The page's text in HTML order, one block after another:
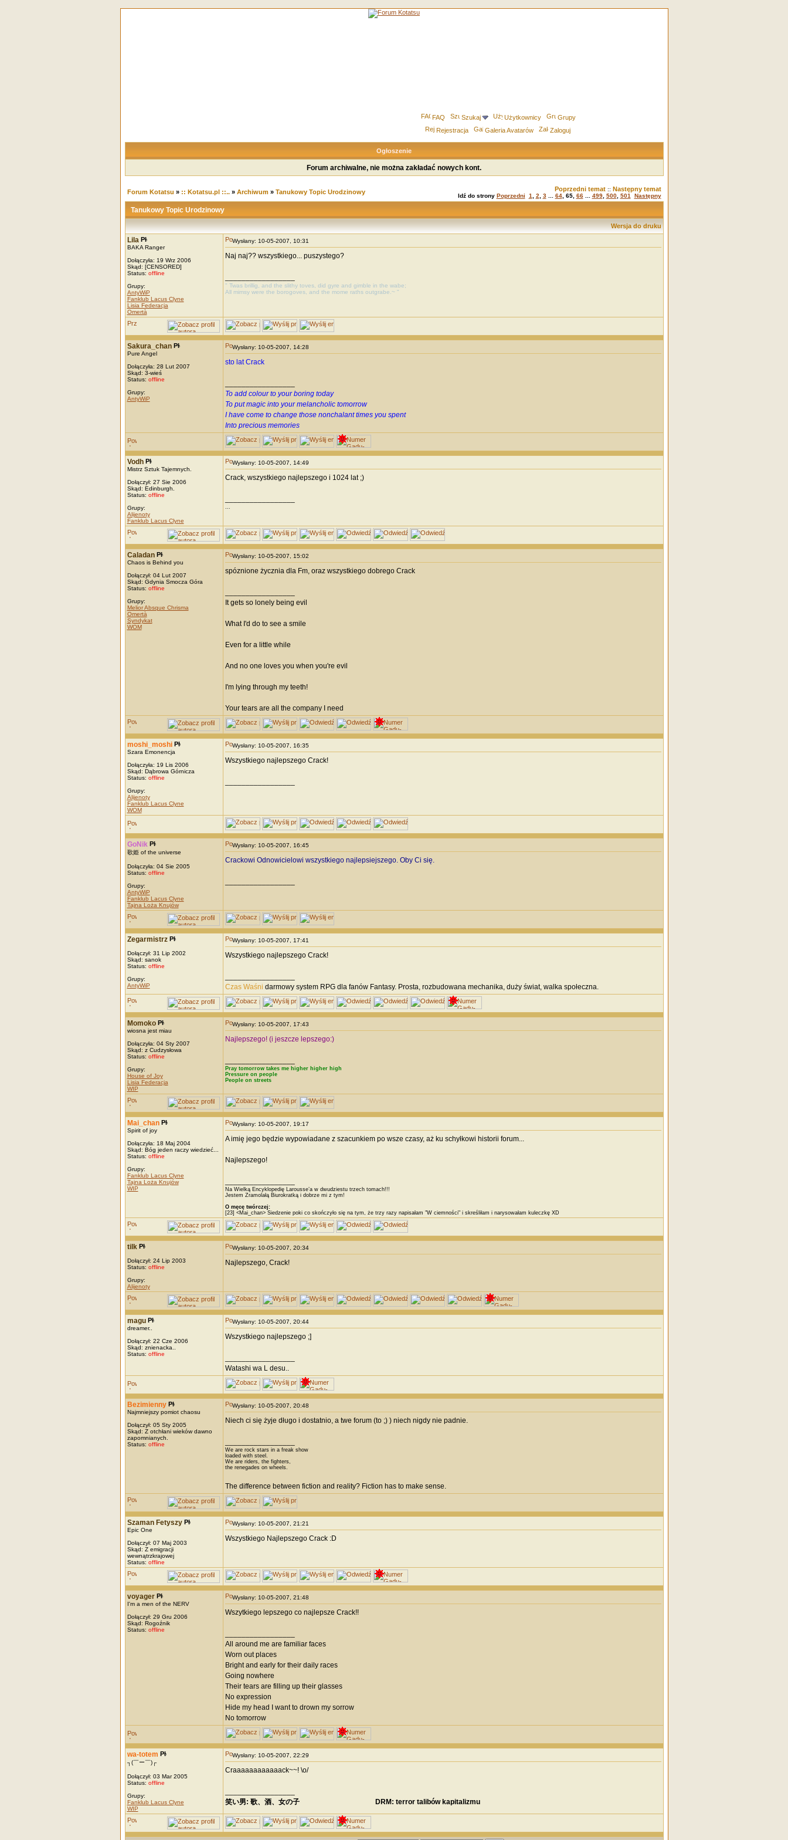
FAQ Szukaj Użytkownicy
Grupy
Rejestracja
Galeria Avatarów Zaloguj
Ogłoszenie
Forum archiwalne, nie można zakładać nowych kont.
Forum Kotatsu » :: Kotatsu.pl ::..» Archiwum» Tanukowy Topic Urodzinowy Poprzedni temat:: Następny temat
Idź do strony Poprzedni 1 2 3... 64, 65, 66... 499, 500, 501 Następny
Tanukowy Topic Urodzinowy
Wersja do druku
Lila
BAKA Ranger
Dołączyła: 19 Wrz 2006
Skąd: [CENSORED]
Status: offline
Grupy:
AntyWiP
Fanklub Lacus Clyne
Lisia Federacja
Omertà
Wysłany: 10-05-2007, 10:31
Naj naj?? wszystkiego... puszystego?
" Twas brillig, and the slithy toves, did gyre and gimble in the wabe;
All mimsy were the borogoves, and the mome raths outgrabe.~ "
Sakura_chan
Pure Angel
Dołączyła: 28 Lut 2007
Skąd: 3-wieś
Status: offline
Grupy:
AntyWiP
Wysłany: 10-05-2007, 14:28
sto lat Crack
To add colour to your boring today
To put magic into your melancholic tomorrow
I have come to change those nonchalant times you spent
Into precious memories
Vodh
Mistrz Sztuk Tajemnych.
Dołączył: 27 Sie 2006
Skąd: Edinburgh.
Status: offline
Grupy:
Alijenoty
Fanklub Lacus Clyne
Wysłany: 10-05-2007, 14:49
Crack, wszystkiego najlepszego i 1024 lat ;)
...
Caladan
Chaos is Behind you
Dołączył: 04 Lut 2007
Skąd: Gdynia Smocza Góra
Status: offline
Grupy:
Melior Absque Chrisma
Omertà
Syndykat
WOM
Wysłany: 10-05-2007, 15:02
spóznione życznia dla Fm, oraz wszystkiego dobrego Crack
It gets so lonely being evil
What I'd do to see a smile
Even for a little while
And no one loves you when you're evil
I'm lying through my teeth!
Your tears are all the company I need
moshi_moshi
Szara Emonencja
Dołączyła: 19 Lis 2006
Skąd: Dąbrowa Górnicza
Status: offline
Grupy:
Alijenoty
Fanklub Lacus Clyne
WOM
Wysłany: 10-05-2007, 16:35
Wszystkiego najlepszego Crack!
GoNik
歌姫 of the universe
Dołączyła: 04 Sie 2005
Status: offline
Grupy:
AntyWiP
Fanklub Lacus Clyne
Tajna Loża Knujów
Wysłany: 10-05-2007, 16:45
Crackowi Odnowicielowi wszystkiego najlepsiejszego. Oby Ci się.
Zegarmistrz
Dołączył: 31 Lip 2002
Skąd: sanok
Status: offline
Grupy:
AntyWiP
Wysłany: 10-05-2007, 17:41
Wszystkiego najlepszego Crack!
Czas Waśni darmowy system RPG dla fanów Fantasy. Prosta, rozbudowana mechanika, duży świat, walka społeczna.
Momoko
wiosna jest miau
Dołączyła: 04 Sty 2007
Skąd: z Cudzysłowa
Status: offline
Grupy:
House of Joy
Lisia Federacja
WIP
Wysłany: 10-05-2007, 17:43
Najlepszego! (i jeszcze lepszego:)
Pray tomorrow takes me higher higher high
Pressure on people
People on streets
Mai_chan
Spirit of joy
Dołączyła: 18 Maj 2004
Skąd: Bóg jeden raczy wiedzieć...
Status: offline
Grupy:
Fanklub Lacus Clyne
Tajna Loża Knujów
WIP
Wysłany: 10-05-2007, 19:17
A imię jego będzie wypowiadane z szacunkiem po wsze czasy, aż ku schyłkowi historii forum...
Najlepszego!
Na Wielką Encyklopedię Larousse’a w dwudziestu trzech tomach!!!
Jestem Zramolałą Biurokratką i dobrze mi z tym!
O męcę twórczej:
[23] <Mai_chan> Siedzenie poki co skończyło się na tym, że trzy razy napisałam "W ciemności" i skreśliłam i narysowałam kuleczkę XD
tilk
Dołączył: 24 Lip 2003
Status: offline
Grupy:
Alijenoty
Wysłany: 10-05-2007, 20:34
Najlepszego, Crack!
magu
dreamer..
Dołączył: 22 Cze 2006
Skąd: znienacka..
Status: offline
Wysłany: 10-05-2007, 20:44
Wszystkiego najlepszego ;]
Watashi wa L desu..
Bezimienny
Najmniejszy pomiot chaosu
Dołączył: 05 Sty 2005
Skąd: Z otchłani wieków dawno
zapomnianych.
Status: offline
Wysłany: 10-05-2007, 20:48
Niech ci się żyje długo i dostatnio, a twe forum (to ;) ) niech nigdy nie padnie.
We are rock stars in a freak show
loaded with steel.
We are riders, the fighters,
the renegades on wheels.
The difference between fiction and reality? Fiction has to make sense.
Szaman Fetyszy
Epic One
Dołączył: 07 Maj 2003
Skąd: Z emigracji
wewnątrzkrajowej
Status: offline
Wysłany: 10-05-2007, 21:21
Wszystkiego Najlepszego Crack :D
voyager
I'm a men of the NERV
Dołączył: 29 Gru 2006
Skąd: Rogoźnik
Status: offline
Wysłany: 10-05-2007, 21:48
Wszytkiego lepszego co najlepsze Crack!!
All around me are familiar faces
Worn out places
Bright and early for their daily races
Going nowhere
Their tears are filling up their glasses
No expression
Hide my head I want to drown my sorrow
No tomorrow
wa-totem
┐(￣ー￣)┌
Dołączył: 03 Mar 2005
Status: offline
Grupy:
Fanklub Lacus Clyne
WIP
Wysłany: 10-05-2007, 22:29
Craaaaaaaaaaaack~~! \o/
笑い男: 歌、酒、女の子 DRM: terror talibów kapitalizmu